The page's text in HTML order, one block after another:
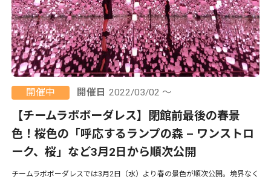
開催中 開催日 2022/03/02 ～
【チームラボボーダレス】閉館前最後の春景
色！桜色の「呼応するランプの森 – ワンストロ
ーク、桜」など3月2日から順次公開
チームラボボーダレスでは3月2日（水）より春の景色が順次公開。境界なく